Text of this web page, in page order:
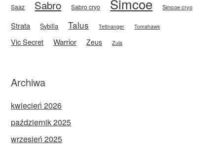
Saaz Sabro Sabro cryo Simcoe cryo
Strata Sybilla Talus Tettnanger Tomahawk
Vic Secret Warrior Zeus Zula
Archiwa
kwiecień 2026
październik 2025
wrzesień 2025